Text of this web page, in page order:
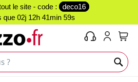
le site - code :
deco16
que 02j 12h 41min 59s